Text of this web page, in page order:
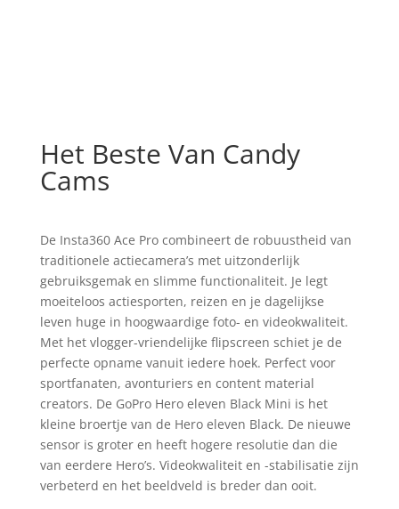
Het Beste Van Candy
Cams
De Insta360 Ace Pro combineert de robuustheid van
traditionele actiecamera’s met uitzonderlijk
gebruiksgemak en slimme functionaliteit. Je legt
moeiteloos actiesporten, reizen en je dagelijkse
leven huge in hoogwaardige foto- en videokwaliteit.
Met het vlogger-vriendelijke flipscreen schiet je de
perfecte opname vanuit iedere hoek. Perfect voor
sportfanaten, avonturiers en content material
creators. De GoPro Hero eleven Black Mini is het
kleine broertje van de Hero eleven Black. De nieuwe
sensor is groter en heeft hogere resolutie dan die
van eerdere Hero’s. Videokwaliteit en -stabilisatie zijn
verbeterd en het beeldveld is breder dan ooit.